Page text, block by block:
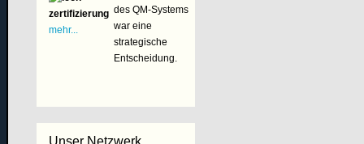
mehr...
des QM-Systems
war eine
strategische
Entscheidung.
Unser Netzwerk